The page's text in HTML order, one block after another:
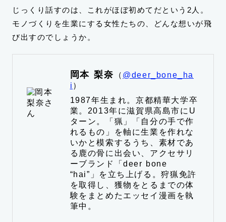
じっくり話すのは、これがほぼ初めてだという2人。
モノづくりを生業にする女性たちの、どんな想いが飛
び出すのでしょうか。
岡本 梨奈 （ @deer_bone_ha
i ）
1987年生まれ。京都精華大学卒
業。2013年に滋賀県高島市にU
ターン。「猟」「自分の手で作
れるもの」を軸に生業を作れな
いかと模索するうち、素材であ
る鹿の骨に出会い、アクセサリ
ーブランド「deer bone
“hai”」を立ち上げる。狩猟免許
を取得し、獲物をとるまでの体
験をまとめたエッセイ漫画を執
筆中。